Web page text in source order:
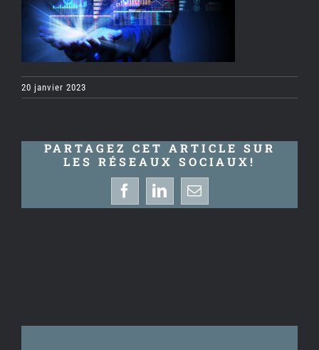
20 janvier 2023
PARTAGEZ CET ARTICLE SUR
LES RÉSEAUX SOCIAUX!
FacebookLinkedInEmail